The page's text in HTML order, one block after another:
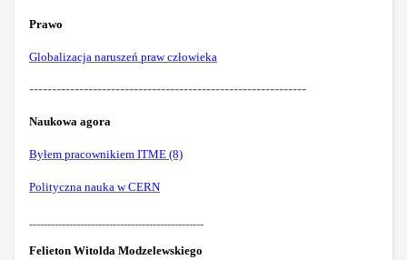
Prawo
Globalizacja naruszeń praw człowieka
-------------------------------------------------------------
Naukowa agora
Byłem pracownikiem ITME (8)
Polityczna nauka w CERN
------------------------------------------------
Felieton Witolda Modzelewskiego